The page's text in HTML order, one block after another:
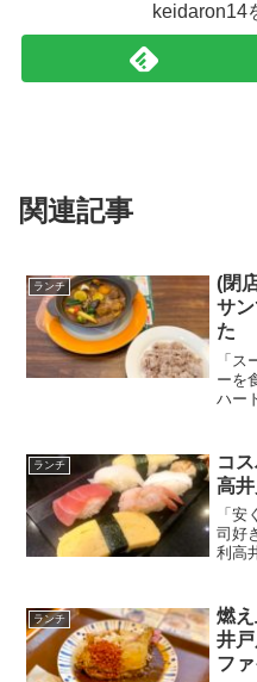
keidaron14
関連記事
ランチ
(閉
サ
た
「
ーを
ハー
物！
ーで
ランチ
コ
高
「
司好
利高
んの
ート
ランチ
燃
井
フ